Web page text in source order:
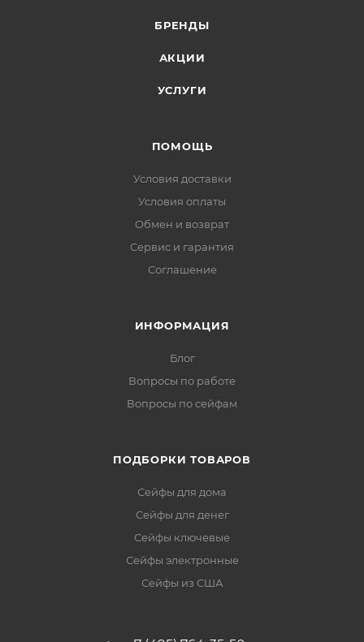
БРЕНДЫ
АКЦИИ
УСЛУГИ
ПОМОЩЬ
Условия доставки
Условия оплаты
Обмен и возврат
Сервис и гарантия
Соглашение
ИНФОРМАЦИЯ
Блог
Вопросы по работе
Вопросы по сейфам
ПОДБОРКИ ТОВАРОВ
Сейфы для дома
Сейфы для денег
Сейфы ключевые
Сейфы электронные
Сейфы из США